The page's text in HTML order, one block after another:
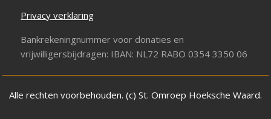
Privacy verklaring
Bankrekeningnummer voor donaties en
vrijwilligersbijdragen: IBAN: NL72 RABO 0354 3350 06
Alle rechten voorbehouden. (c) St. Omroep Hoeksche Waard.